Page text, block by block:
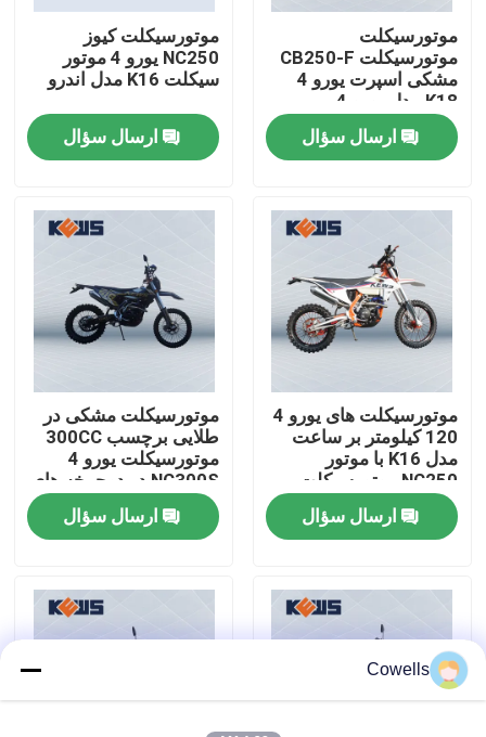
صفحه اصلی
درباره ما
تور کارخانه
با ما تماس بگیرید
وبلاگ
موتور سیکلت اندرو 4 سکته مغزی
موتور سیکلت اندرو دو زمانه
موتورسیکلت
موتورسیکلت CB250-F
مشکی اسپرت یورو 4
K18 مدل یورو 4
ارسال سؤال
موتورسیکلت کیوز
NC250 یورو 4 موتور
سیکلت K16 مدل اندرو
ارسال سؤال
موتورسیکلت های یورو 4
120 کیلومتر بر ساعت
مدل K16 با موتور
NC250 موتورسیکلت
های سبک اروپایی
ارسال سؤال
موتورسیکلت مشکی در
طلایی برچسب 300CC
موتورسیکلت یورو 4
NC300S در دوچرخه های
خاکی جاده
ارسال سؤال
Cowells